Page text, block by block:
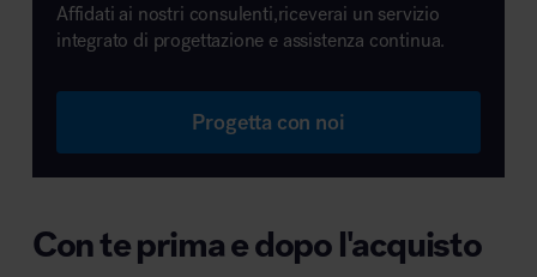
Affidati ai nostri consulenti,riceverai un servizio
integrato di progettazione e assistenza continua.
Progetta con noi
Con te prima e dopo l'acquisto